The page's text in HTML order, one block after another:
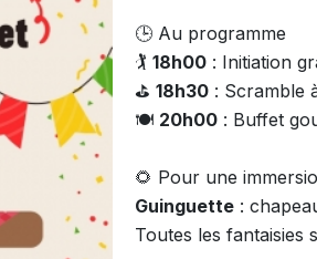
🕒 Au programme
🏌️ 18h00 : Initiation
⛳ 18h30 : Scramble
🍽️ 20h00 : Buffet
🌻 Pour une
Guinguette :
Toutes les fantaisies